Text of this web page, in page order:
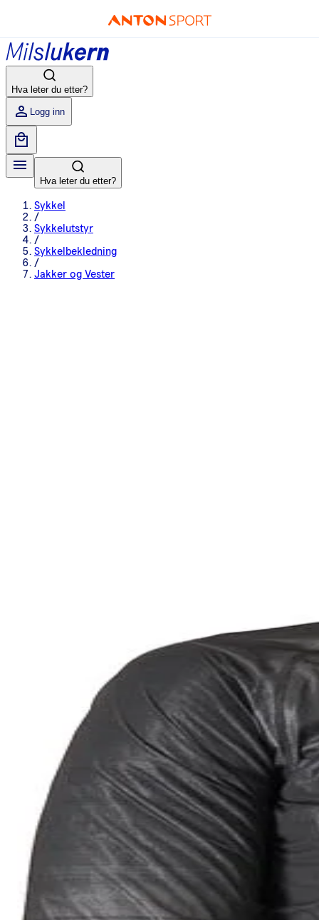
Hva leter du etter?
Logg inn
Hva leter du etter?
Sykkel
/
Sykkelutstyr
/
Sykkelbekledning
/
Jakker og Vester